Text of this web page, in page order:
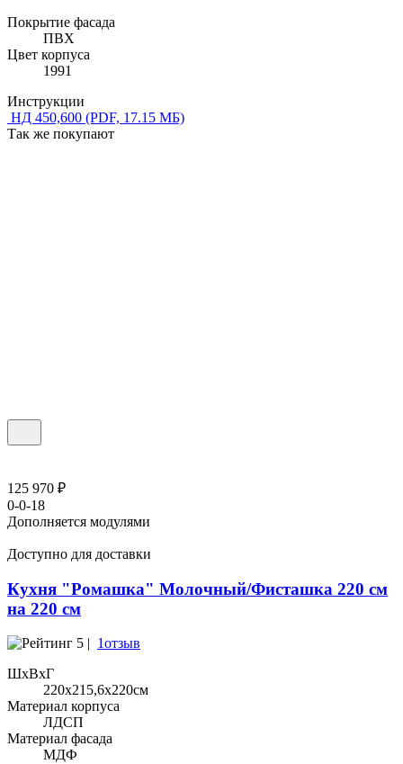
Покрытие фасада
ПВХ
Цвет корпуса
1991
Инструкции
НД 450,600 (PDF, 17.15 МБ)
Так же покупают
125 970 ₽
0-0-18
Дополняется модулями
Доступно для доставки
Кухня "Ромашка" Молочный/Фисташка 220 см
на 220 см
5 | 1отзыв
ШхВхГ
220x215,6х220см
Материал корпуса
ЛДСП
Материал фасада
МДФ